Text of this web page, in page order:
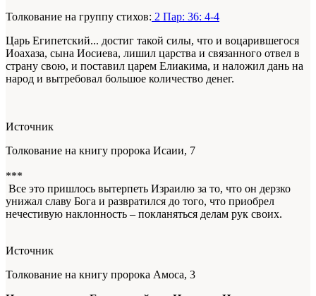
Толкование на группу стихов: 2 Пар: 36: 4-4
Царь Египетский... достиг такой силы, что и воцарившегося
Иоахаза, сына Иосиева, лишил царства и связанного отвел в
страну свою, и поставил царем Елиакима, и наложил дань на
народ и вытребовал большое количество денег.
Источник
Толкование на книгу пророка Исаии, 7
***
Все это пришлось вытерпеть Израилю за то, что он дерзко
унижал славу Бога и развратился до того, что приобрел
нечестивую наклонность – покланяться делам рук своих.
Источник
Толкование на книгу пророка Амоса, 3